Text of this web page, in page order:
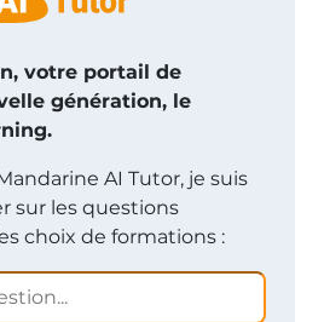
votre portail de
génération, le
AI Tutor, je suis
sur les questions
choix de formations :